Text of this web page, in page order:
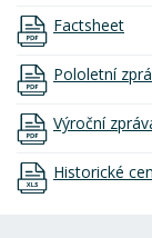
Factsheet
Pololetní
Výroční
Historické